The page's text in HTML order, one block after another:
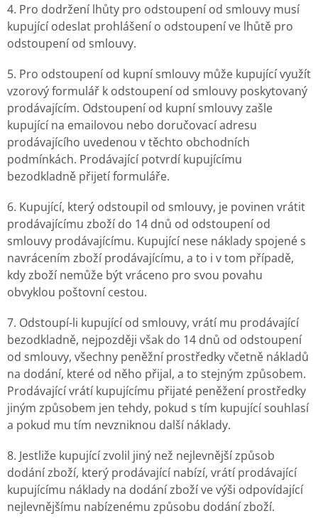
4. Pro dodržení lhůty pro odstoupení od smlouvy musí
kupující odeslat prohlášení o odstoupení ve lhůtě pro
odstoupení od smlouvy.
5. Pro odstoupení od kupní smlouvy může kupující využít
vzorový formulář k odstoupení od smlouvy poskytovaný
prodávajícím. Odstoupení od kupní smlouvy zašle
kupující na emailovou nebo doručovací adresu
prodávajícího uvedenou v těchto obchodních
podmínkách. Prodávající potvrdí kupujícímu
bezodkladně přijetí formuláře.
6. Kupující, který odstoupil od smlouvy, je povinen vrátit
prodávajícímu zboží do 14 dnů od odstoupení od
smlouvy prodávajícímu. Kupující nese náklady spojené s
navrácením zboží prodávajícímu, a to i v tom případě,
kdy zboží nemůže být vráceno pro svou povahu
obvyklou poštovní cestou.
7. Odstoupí-li kupující od smlouvy, vrátí mu prodávající
bezodkladně, nejpozději však do 14 dnů od odstoupení
od smlouvy, všechny peněžní prostředky včetně nákladů
na dodání, které od něho přijal, a to stejným způsobem.
Prodávající vrátí kupujícímu přijaté peněžení prostředky
jiným způsobem jen tehdy, pokud s tím kupující souhlasí
a pokud mu tím nevzniknou další náklady.
8. Jestliže kupující zvolil jiný než nejlevnější způsob
dodání zboží, který prodávající nabízí, vrátí prodávající
kupujícímu náklady na dodání zboží ve výši odpovídající
nejlevnějšímu nabízenému způsobu dodání zboží.